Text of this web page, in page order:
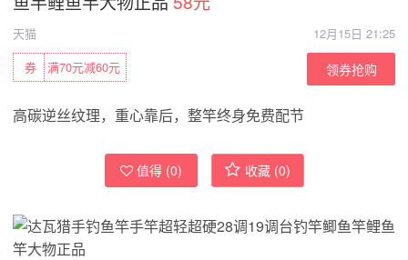
天猫
12月15日 21:25
满70元减60元
券 领券抢购
高碳逆丝纹理，重心靠后，整竿终身免费配节
值得 (0) 收藏 (0)